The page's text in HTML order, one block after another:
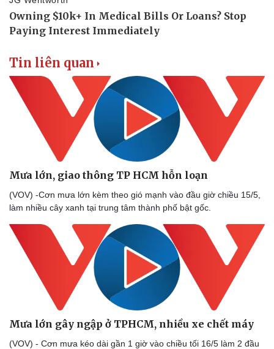
Thể thao
Lịch thi đấu bóng đá
Thế giới thể thao
eSports
Ô tô - Xe máy
Ô tô
Tư vấn
Tin liên quan
Mưa lớn, giao thông TP HCM hỗn loạn
(VOV) -Cơn mưa lớn kèm theo gió mạnh vào đầu giờ chiều 15/5,
làm nhiều cây xanh tại trung tâm thành phố bật gốc.
Mưa lớn gây ngập ở TPHCM, nhiều xe chết máy
(VOV) - Cơn mưa kéo dài gần 1 giờ vào chiều tối 16/5 làm 2 đầu